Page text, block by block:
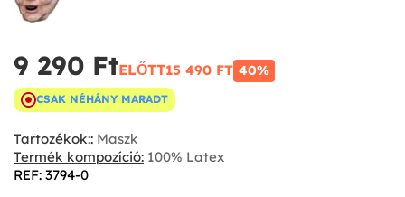
9 290 Ft‎ELŐTT15 490 FT‎ 40%
CSAK NÉHÁNY MARADT
Tartozékok:: Maszk
Termék kompozíció: 100% Latex
REF: 3794-0